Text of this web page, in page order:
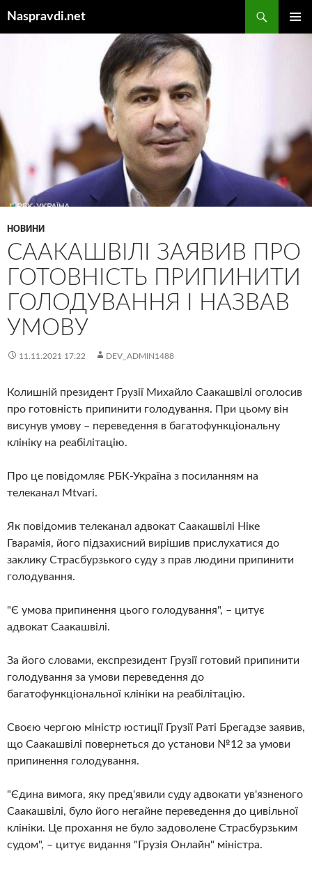
Naspravdi.net
НОВИНИ
СААКАШВІЛІ ЗАЯВИВ ПРО
ГОТОВНІСТЬ ПРИПИНИТИ
ГОЛОДУВАННЯ І НАЗВАВ
УМОВУ
11.11.2021 17:22 DEV_ADMIN1488
Колишній президент Грузії Михайло Саакашвілі оголосив
про готовність припинити голодування. При цьому він
висунув умову – переведення в багатофункціональну
клініку на реабілітацію.
Про це повідомляє РБК-Україна з посиланням на
телеканал Mtvari.
Як повідомив телеканал адвокат Саакашвілі Ніке
Гварамія, його підзахисний вирішив прислухатися до
заклику Страсбурзького суду з прав людини припинити
голодування.
"Є умова припинення цього голодування", – цитує
адвокат Саакашвілі.
За його словами, експрезидент Грузії готовий припинити
голодування за умови переведення до
багатофункціональної клініки на реабілітацію.
Своєю чергою міністр юстиції Грузії Раті Брегадзе заявив,
що Саакашвілі повернеться до установи №12 за умови
припинення голодування.
"Єдина вимога, яку пред'явили суду адвокати ув'язненого
Саакашвілі, було його негайне переведення до цивільної
клініки. Це прохання не було задоволене Страсбурзьким
судом", – цитує видання "Грузія Онлайн" міністра.